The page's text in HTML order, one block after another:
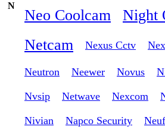
N
Neo Coolcam Night
Netcam
Nexus Cctv
Neutron Neewer Novus
Nvsip Netwave Nexcom
Nivian Napco Security